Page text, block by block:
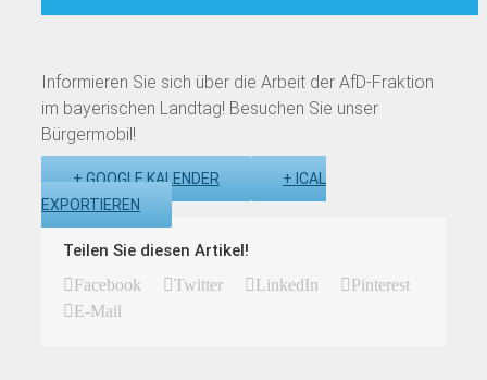
Informieren Sie sich über die Arbeit der AfD-Fraktion
im bayerischen Landtag! Besuchen Sie unser
Bürgermobil!
+ GOOGLE KALENDER
+ ICAL
EXPORTIEREN
Teilen Sie diesen Artikel!
Facebook Twitter LinkedIn
Pinterest
E-Mail